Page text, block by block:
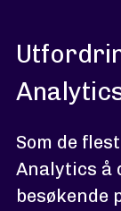
Som de
Analytics å
besøkende